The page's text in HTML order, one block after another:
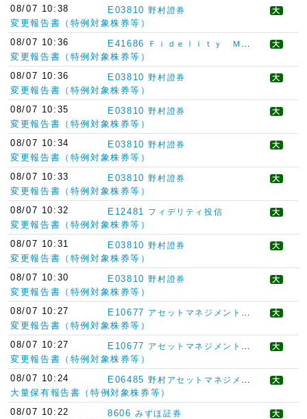
08/07 10:38
E03810 野村證券 大
変更報告書（特例対象株券等）
08/07 10:36
E41686 Ｆｉｄｅｌｉｔｙ Ｍａｎａｇｅｍｅｎｔ ＆ Ｒｅｓｅａｒｃｈ Ｃｏｍｐａｎｙ ＬＬＣ 大
変更報告書（特例対象株券等）
08/07 10:36
E03810 野村證券 大
変更報告書（特例対象株券等）
08/07 10:35
E03810 野村證券 大
変更報告書（特例対象株券等）
08/07 10:34
E03810 野村證券 大
変更報告書（特例対象株券等）
08/07 10:33
E03810 野村證券 大
変更報告書（特例対象株券等）
08/07 10:32
E12481 フィデリティ投信 大
変更報告書（特例対象株券等）
08/07 10:31
E03810 野村證券 大
変更報告書（特例対象株券等）
08/07 10:30
E03810 野村證券 大
変更報告書（特例対象株券等）
08/07 10:27
E10677 アセットマネジメントＯｎｅ 大
変更報告書（特例対象株券等）
08/07 10:27
E10677 アセットマネジメントＯｎｅ 大
変更報告書（特例対象株券等）
08/07 10:24
E06485 野村アセットマネジメント 大
大量保有報告書（特例対象株券等）
08/07 10:22
8606 みずほ証券 大